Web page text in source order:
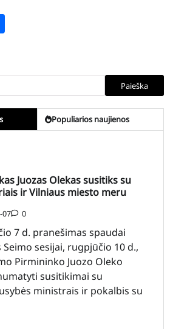
Paieška
Populiarios naujienos
Juozas Olekas susitiks su
ir Vilniaus miesto meru
07 0
7 d. pranešimas spaudai
sesijai, rugpjūčio 10 d.,
Pirmininko Juozo Oleko
susitikimai su
ministrais ir pokalbis su